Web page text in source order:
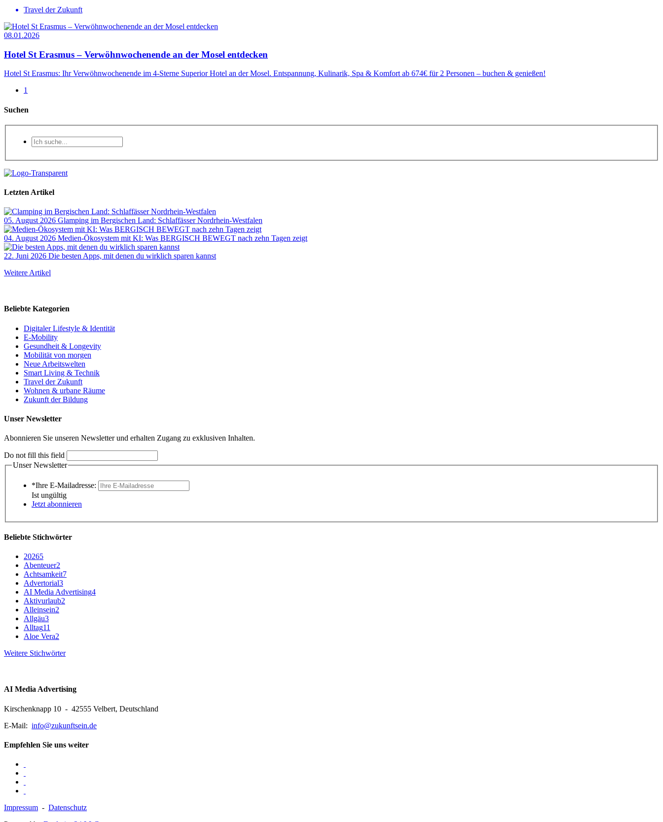
Travel der Zukunft
08.01.2026
Hotel St Erasmus – Verwöhnwochenende an der Mosel entdecken
Hotel St Erasmus: Ihr Verwöhnwochenende im 4-Sterne Superior Hotel an der Mosel. Entspannung, Kulinarik, Spa & Komfort ab 674€ für 2 Personen – buchen & genießen!
1
Suchen
Letzten Artikel
05. August 2026 Glamping im Bergischen Land: Schlaffässer Nordrhein-Westfalen
04. August 2026 Medien-Ökosystem mit KI: Was BERGISCH BEWEGT nach zehn Tagen zeigt
22. Juni 2026 Die besten Apps, mit denen du wirklich sparen kannst
Weitere Artikel
Beliebte Kategorien
Digitaler Lifestyle & Identität
E-Mobility
Gesundheit & Longevity
Mobilität von morgen
Neue Arbeitswelten
Smart Living & Technik
Travel der Zukunft
Wohnen & urbane Räume
Zukunft der Bildung
Unser Newsletter
Abonnieren Sie unseren Newsletter und erhalten Zugang zu exklusiven Inhalten.
Do not fill this field
Unser Newsletter
*Ihre E-Mailadresse:
Ist ungültig
Jetzt abonnieren
Beliebte Stichwörter
20265
Abenteuer2
Achtsamkeit7
Advertorial3
AI Media Advertising4
Aktivurlaub2
Alleinsein2
Allgäu3
Alltag11
Aloe Vera2
Weitere Stichwörter
AI Media Advertising
Kirschenknapp 10 - 42555 Velbert, Deutschland
E-Mail: info@zukunftsein.de
Empfehlen Sie uns weiter
Impressum - Datenschutz